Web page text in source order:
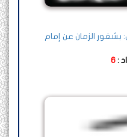
بشغور الزمان عن إمام
:
6